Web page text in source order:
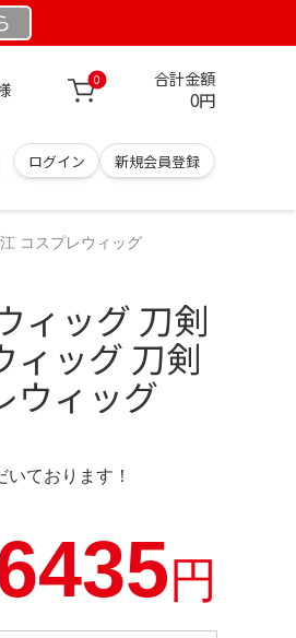
0 合計金額
0円
ログイン 新規会員登録
コスプレウィッグ
ィッグ 刀剣
ィッグ 刀剣
ウィッグ
ております！
円